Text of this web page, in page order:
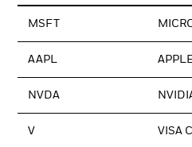
MSFT
AAPL
NVDA
V VISA